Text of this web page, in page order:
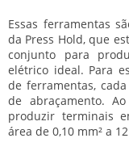
Essas ferramentas
da Press Hold, que
conjunto para
elétrico ideal. Para
de ferramentas,
de abraçamento.
produzir terminais
área de 0,10 mm² a